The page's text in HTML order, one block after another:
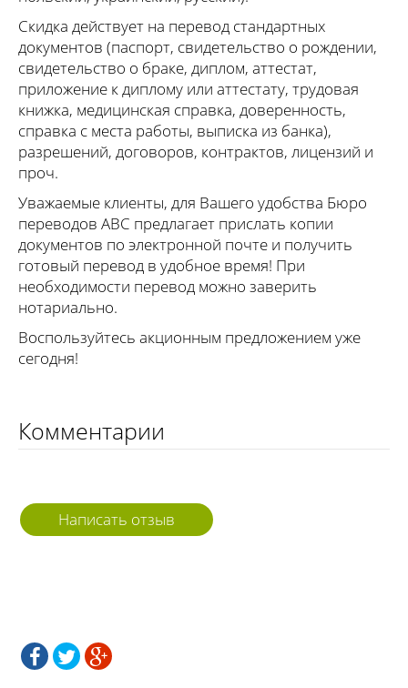
Скидка действует на перевод стандартных
документов (паспорт, свидетельство о рождении,
свидетельство о браке, диплом, аттестат,
приложение к диплому или аттестату, трудовая
книжка, медицинская справка, доверенность,
справка с места работы, выписка из банка),
разрешений, договоров, контрактов, лицензий и
проч.
Уважаемые клиенты, для Вашего удобства Бюро
переводов ABC предлагает прислать копии
документов по электронной почте и получить
готовый перевод в удобное время! При
необходимости перевод можно заверить
нотариально.
Воспользуйтесь акционным предложением уже
сегодня!
Комментарии
Написать отзыв